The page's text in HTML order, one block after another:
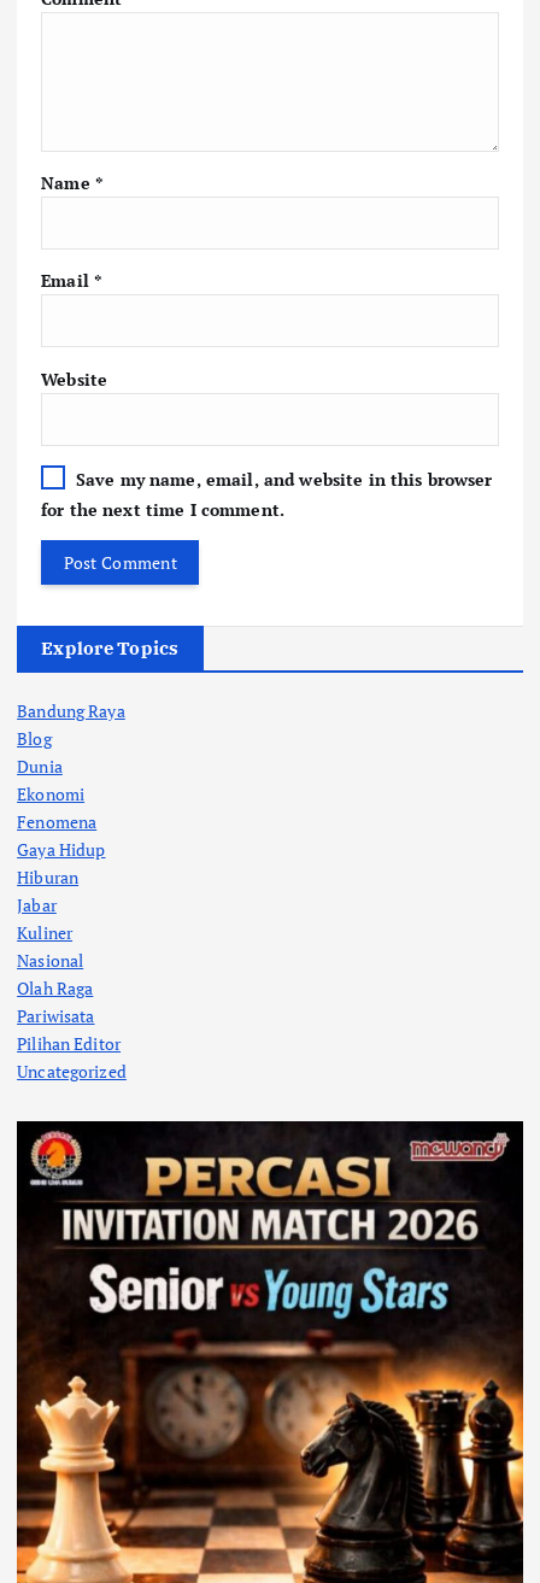
Name *
Email *
Website
Save my name, email, and website in this browser
for the next time I comment.
Explore Topics
Bandung Raya
Blog
Dunia
Ekonomi
Fenomena
Gaya Hidup
Hiburan
Jabar
Kuliner
Nasional
Olah Raga
Pariwisata
Pilihan Editor
Uncategorized